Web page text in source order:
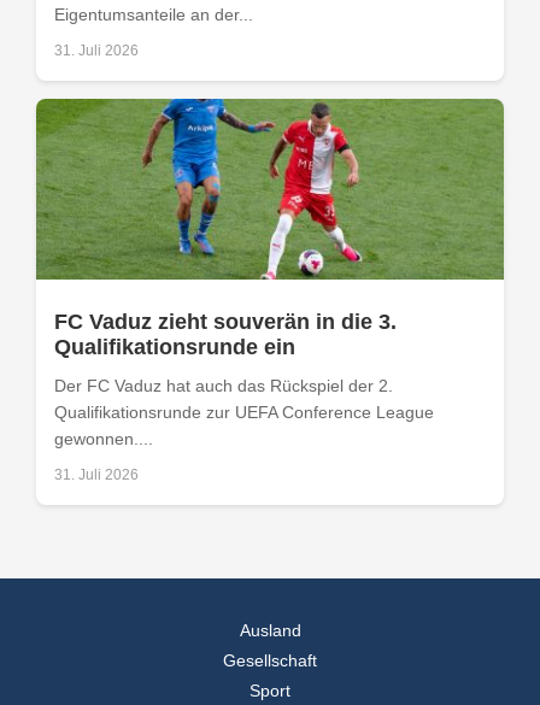
Eigentumsanteile an der...
31. Juli 2026
FC Vaduz zieht souverän in die 3.
Qualifikationsrunde ein
Der FC Vaduz hat auch das Rückspiel der 2.
Qualifikationsrunde zur UEFA Conference League
gewonnen....
31. Juli 2026
Ausland
Gesellschaft
Sport